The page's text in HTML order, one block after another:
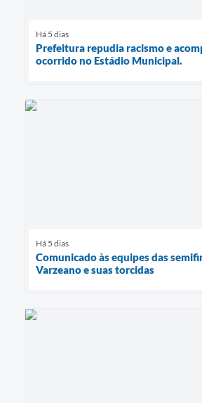
Há 5 dias
Prefeitura repudia racismo e
ocorrido no Estádio Municipal.
Há 5 dias
Comunicado às equipes das
Varzeano e suas torcidas